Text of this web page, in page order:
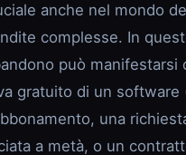
anche nel mondo
complesse. In
può manifestarsi
gratuito di un software
una
a metà, o un